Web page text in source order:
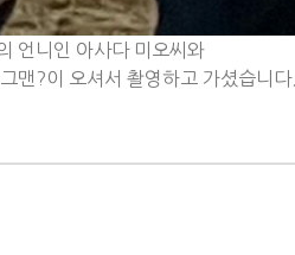
언니인 아사다 미오씨와
맨?이 오셔서 촬영하고 가셨습니다.